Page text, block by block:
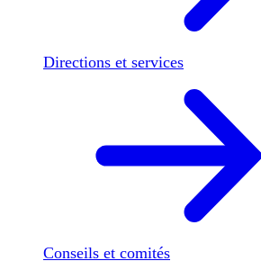
Directions et services
Conseils et comités